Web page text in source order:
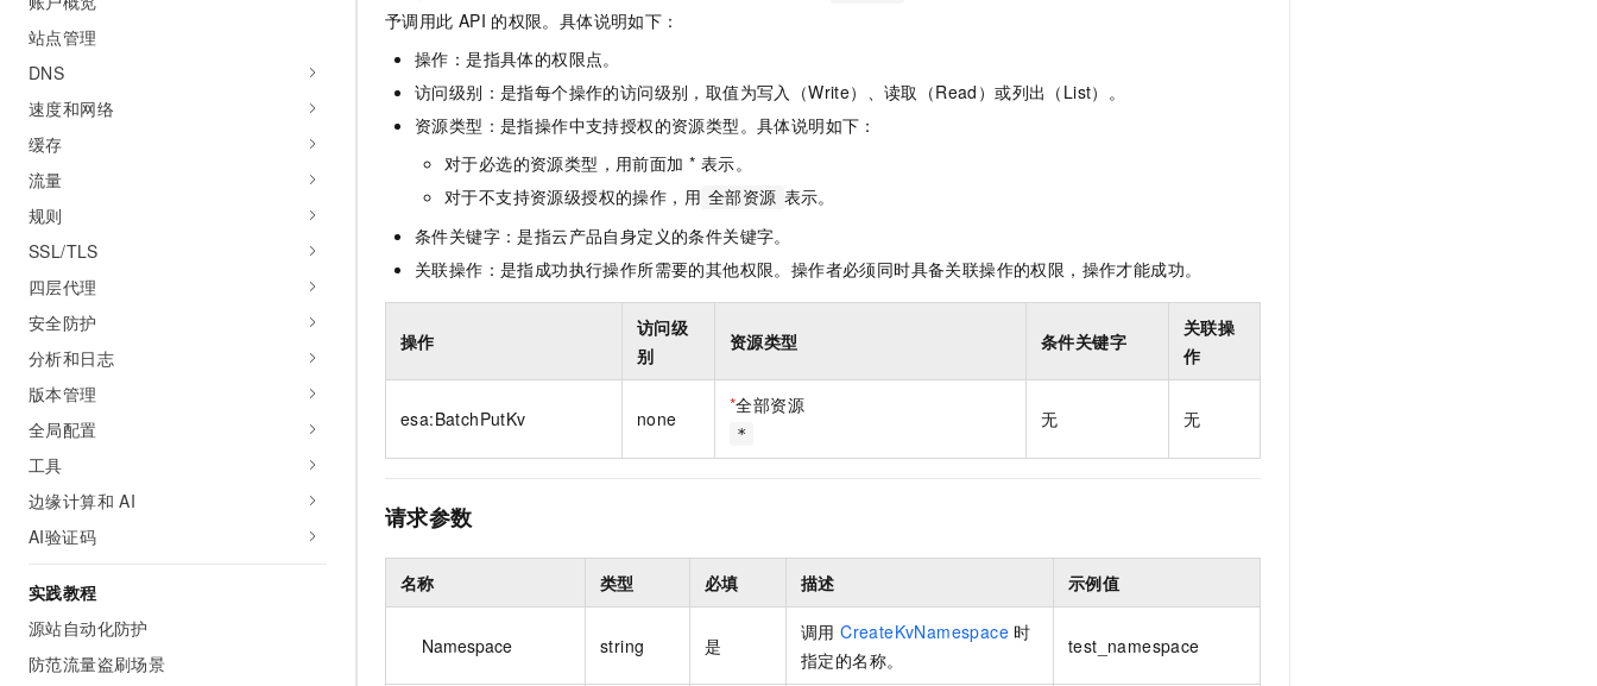
站点管理
DNS
速度和网络
缓存
流量
规则
SSL/TLS
四层代理
安全防护
分析和日志
版本管理
全局配置
工具
边缘计算和 AI
AI验证码
实践教程
源站自动化防护
防范流量盗刷场景
予调用此 API 的权限。具体说明如下：
操作：是指具体的权限点。
访问级别：是指每个操作的访问级别，取值为写入（Write）、读取（Read）或列出（List）。
资源类型：是指操作中支持授权的资源类型。具体说明如下：
对于必选的资源类型，用前面加 * 表示。
对于不支持资源级授权的操作，用 全部资源 表示。
条件关键字：是指云产品自身定义的条件关键字。
关联操作：是指成功执行操作所需要的其他权限。操作者必须同时具备关联操作的权限，操作才能成功。
操作
访问级
别
资源类型 条件关键字
关联操
作
esa:BatchPutKv none
*全部资源
*
无 无
请求参数
名称 类型 必填 描述 示例值
Namespace string 是
调用CreateKvNamespace 时
指定的名称。
test_namespace
千问AI平台-模型体验
在线体验全尺寸、多种模态的模型效果
Happy 系列大模型
新一代 AI 视频生成模型，深度适配广告营销等场景
灵活可视化地构建企业级 Agent
人工智能平台 PAI
大模型解决方案
快速部署 Dify，高效搭建 AI 应用 10分钟微调：让0.6B模型媲美235B模型 多模态数据信息提取
从文本、图片、视频中提取结构化的属性信息
媒体服务
企业服务与云通信
域名与网站
终端用户计算
Serverless
开发工具
迁移与运维管理
专有云
政企业务
助力企业全员 AI 认知与能力提升
行业生态解决方案
开发者生态解决方案
财税管理